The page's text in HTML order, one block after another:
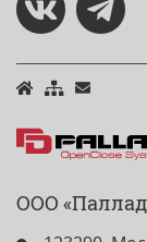
ООО